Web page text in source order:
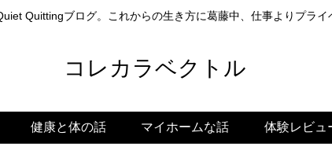
Quittingブログ。これからの生き方に葛藤中、仕事よりプライ
コレカラベクトル
健康と体の話 マイホームな話 体験レビュ